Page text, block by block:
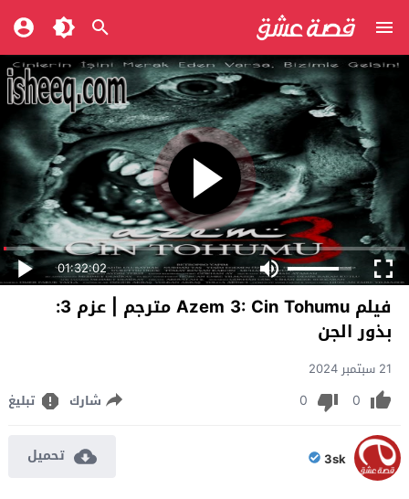
01:32:02
فيلم Azem 3: Cin Tohumu مترجم | عزم 3:
بذور الجن
21 سبتمبر 2024
0
0 شارك تبليغ
3sk تحميل